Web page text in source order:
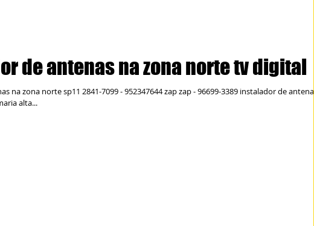
de antenas na zona norte tv digital
na zona norte sp11 2841-7099 - 952347644 zap zap - 96699-3389 instalador de antenas
alta...